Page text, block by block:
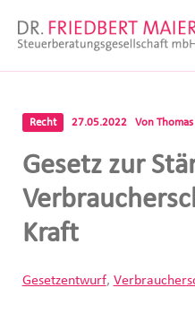
Inhalt
Recht 27.05.2022 Von
Gesetz zur
Kraft
Gesetzentwurf,